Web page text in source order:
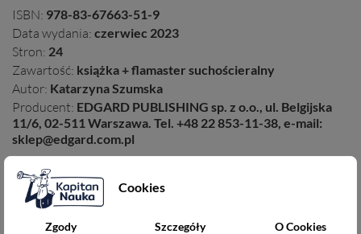
ISBN: 978-83-67663-51-9
Data wydania: czerwiec 2023
Stron: 24
Zawartość: książka + flamaster suchościeralny
Autor: Katarzyna Szumska
Producent: EDGARD PUBLISHING sp. z o.o., ul. Belgijska
11/6, 02-511 Warszawa. Tel. +48 22 853-11-38, e-mail:
sklep@edgard.com.pl
Podziel się ze znajomymi
Cookies
Zgody Szczegóły O Cookies